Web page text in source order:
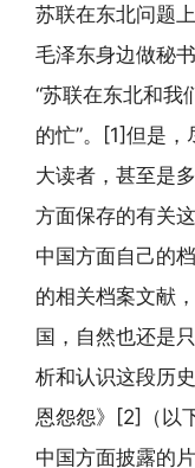
苏联在东北问题
毛泽东身边做秘
“苏联在东北和我
的忙”。[1]但是
大读者，甚至是
方面保存的有关
中国方面自己的
的相关档案文献
国，自然也还是
析和认识这段历
恩怨怨》[2]（以
中国方面披露的